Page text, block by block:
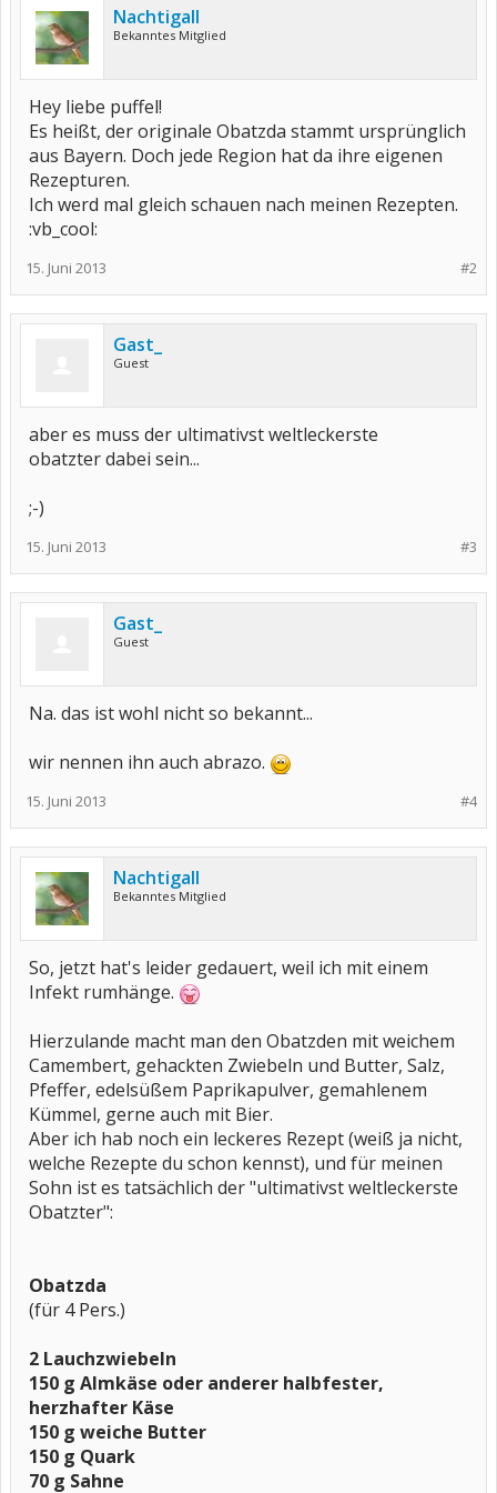
Nachtigall
Bekanntes Mitglied
Hey liebe puffel!
Es heißt, der originale Obatzda stammt ursprünglich
aus Bayern. Doch jede Region hat da ihre eigenen
Rezepturen.
Ich werd mal gleich schauen nach meinen Rezepten.
:vb_cool:
#2
15. Juni 2013
Gast_
Guest
aber es muss der ultimativst weltleckerste
obatzter dabei sein...
;-)
#3
15. Juni 2013
Gast_
Guest
Na. das ist wohl nicht so bekannt...
wir nennen ihn auch abrazo.
#4
15. Juni 2013
Nachtigall
Bekanntes Mitglied
So, jetzt hat's leider gedauert, weil ich mit einem
Infekt rumhänge.
Hierzulande macht man den Obatzden mit weichem
Camembert, gehackten Zwiebeln und Butter, Salz,
Pfeffer, edelsüßem Paprikapulver, gemahlenem
Kümmel, gerne auch mit Bier.
Aber ich hab noch ein leckeres Rezept (weiß ja nicht,
welche Rezepte du schon kennst), und für meinen
Sohn ist es tatsächlich der "ultimativst weltleckerste
Obatzter":
Obatzda
(für 4 Pers.)
2 Lauchzwiebeln
150 g Almkäse oder anderer halbfester,
herzhafter Käse
150 g weiche Butter
150 g Quark
70 g Sahne